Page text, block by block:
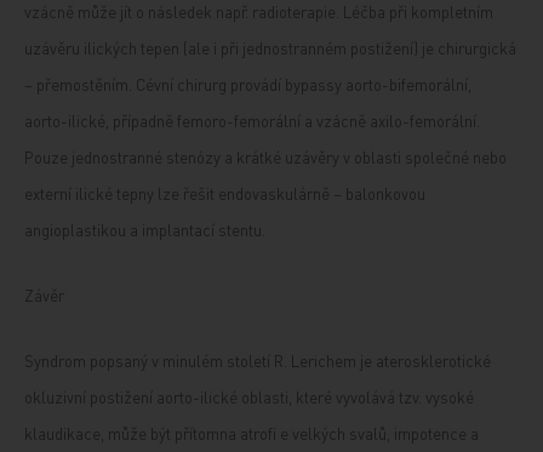
vzácně může jít o následek např. radioterapie. Léčba při kompletním
uzávěru ilických tepen (ale i při jednostranném postižení) je chirurgická
– přemostěním. Cévní chirurg provádí bypassy aorto-bifemorální,
aorto-ilické, případně femoro-femorální a vzácně axilo-femorální.
Pouze jednostranné stenózy a krátké uzávěry v oblasti společné nebo
externí ilické tepny lze řešit endovaskulárně – balonkovou
angioplastikou a implantací stentu.
Závěr
Syndrom popsaný v minulém století R. Lerichem je aterosklerotické
okluzivní postižení aorto-ilické oblasti, které vyvolává tzv. vysoké
klaudikace, může být přítomna atrofi e velkých svalů, impotence a